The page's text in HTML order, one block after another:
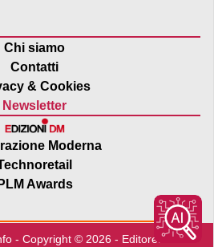
Chi siamo
Contatti
& Cookies
Newsletter
Moderna
PLM Awards
- Copyright © 2026 - Editore:Edra